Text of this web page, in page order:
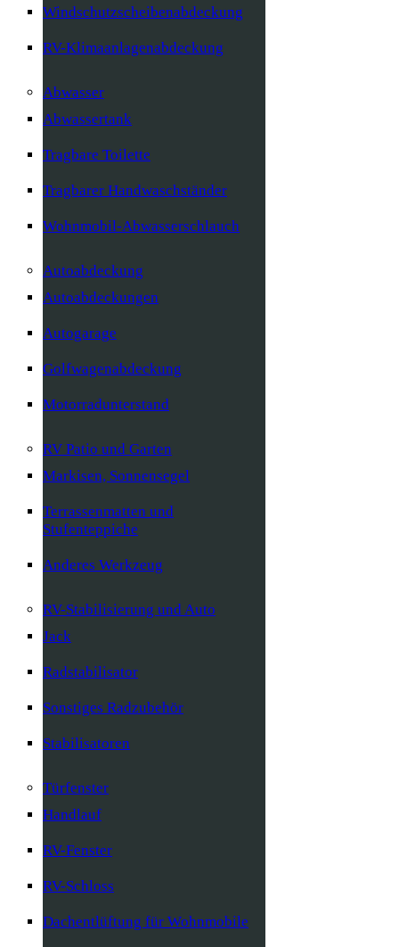
Windschutzscheibenabdeckung
RV-Klimaanlagenabdeckung
Abwasser
Abwassertank
Tragbare Toilette
Tragbarer Handwaschständer
Wohnmobil-Abwasserschlauch
Autoabdeckung
Autoabdeckungen
Autogarage
Golfwagenabdeckung
Motorradunterstand
RV Patio und Garten
Markisen, Sonnensegel
Terrassenmatten und
Stufenteppiche
Anderes Werkzeug
RV-Stabilisierung und Auto
Jack
Radstabilisator
Sonstiges Radzubehör
Stabilisatoren
Türfenster
Handlauf
RV-Fenster
RV-Schloss
Dachentlüftung für Wohnmobile